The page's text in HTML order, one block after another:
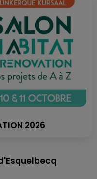
2026